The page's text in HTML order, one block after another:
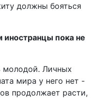
должны бояться
иностранцы пока не
Личных
мира у него нет -
продолжает расти,